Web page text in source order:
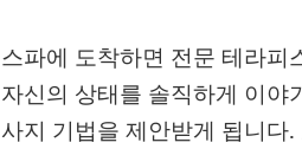
스파에 도착하면 전문 테라피
자신의 상태를 솔직하게 이야
사지 기법을 제안받게 됩니다